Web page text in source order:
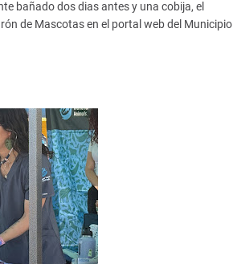
bañado dos dias antes y una cobija, el
de Mascotas en el portal web del Municipio